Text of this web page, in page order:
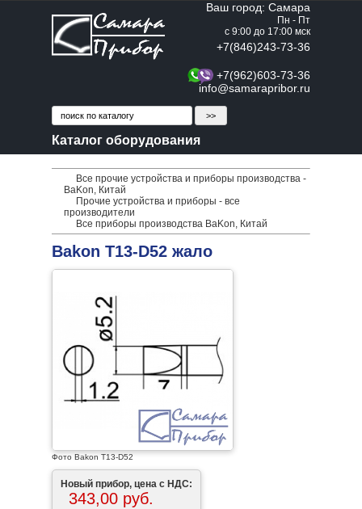
Ваш город: Самара
Пн - Пт
с 9:00 до 17:00 мск
+7(846)243-73-36
+7(962)603-73-36
info@samarapribor.ru
Каталог оборудования
Все прочие устройства и приборы производства -
BaKon, Китай
Прочие устройства и приборы - все
производители
Все приборы производства BaKon, Китай
Bakon T13-D52 жало
Фото Bakon T13-D52
Новый прибор, цена с НДС:
343,00 руб.